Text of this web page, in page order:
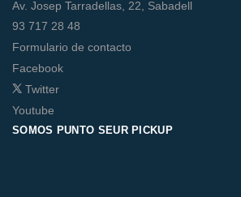
Av. Josep Tarradellas, 22, Sabadell
93 717 28 48
Formulario de contacto
Facebook
Twitter
Youtube
SOMOS PUNTO SEUR PICKUP